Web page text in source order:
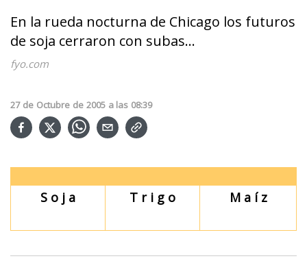
En la rueda nocturna de Chicago los futuros
de soja cerraron con subas...
fyo.com
27 de Octubre de 2005 a las 08:39
S o j a T r i g o M a í z